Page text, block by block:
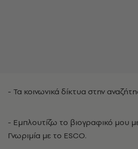
- Τα κοινωνικά δίκτυα στην
- Εμπλουτίζω το βιογραφικό μου
Γνωριμία με το ESCO.